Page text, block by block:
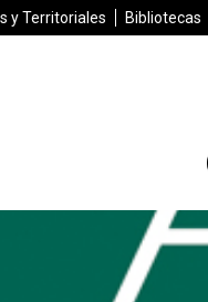
y Territoriales Bibliotecas
«Música tradicional y